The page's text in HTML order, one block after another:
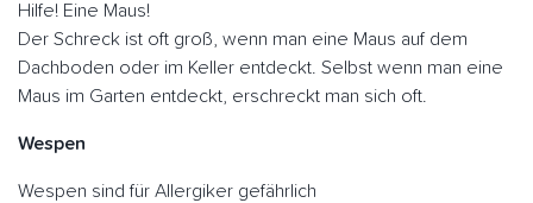
Hilfe! Eine Maus!
Der Schreck ist oft groß, wenn man eine Maus auf dem
Dachboden oder im Keller entdeckt. Selbst wenn man eine
Maus im Garten entdeckt, erschreckt man sich oft.
Wespen
Wespen sind für Allergiker gefährlich